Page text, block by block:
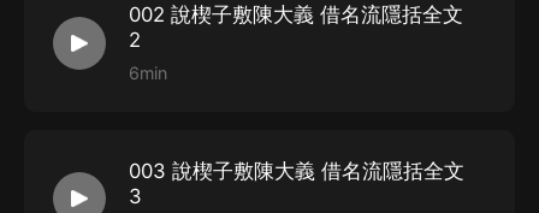
002 說楔子敷陳大義 借名流隱括全文
2
6min
003 說楔子敷陳大義 借名流隱括全文
3